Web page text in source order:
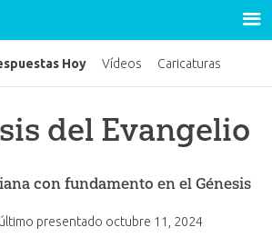
del Evangelio
con fundamento en el Génesis
presentado octubre 11, 2024
Hoy Vídeos Caricaturas